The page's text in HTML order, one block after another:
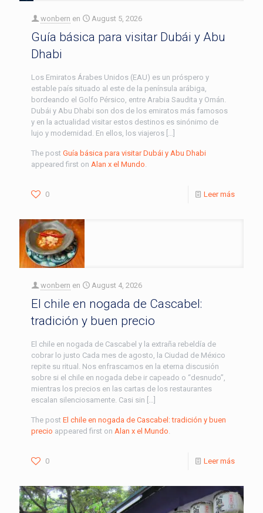
wonbern en August 5, 2026
Guía básica para visitar Dubái y Abu
Dhabi
Los Emiratos Árabes Unidos (EAU) es un próspero y
estable país situado al este de la península arábiga,
bordeando el Golfo Pérsico, entre Arabia Saudita y Omán.
Dubái y Abu Dhabi son dos de los emiratos más famosos
y en la actualidad visitar estos destinos es sinónimo de
lujo y modernidad. En ellos, los viajeros […]
The post Guía básica para visitar Dubái y Abu Dhabi
appeared first on Alan x el Mundo.
0 Leer más
wonbern en August 4, 2026
El chile en nogada de Cascabel:
tradición y buen precio
El chile en nogada de Cascabel y la extraña rebeldía de
cobrar lo justo Cada mes de agosto, la Ciudad de México
repite su ritual. Nos enfrascamos en la eterna discusión
sobre si el chile en nogada debe ir capeado o “desnudo”,
mientras los precios en las cartas de los restaurantes
escalan silenciosamente. Casi sin […]
The post El chile en nogada de Cascabel: tradición y buen
precio appeared first on Alan x el Mundo.
0 Leer más